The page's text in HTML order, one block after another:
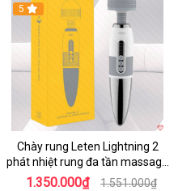
5
Chày rung Leten Lightning 2
phát nhiệt rung đa tần massage
toàn thân kích thích
1.350.000₫ 1.551.000₫